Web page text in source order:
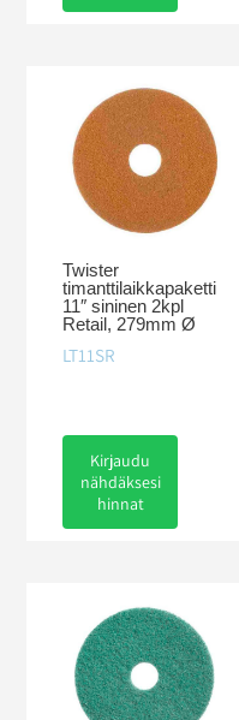
Twister
timanttilaikkapaketti
11″ sininen 2kpl
Retail, 279mm Ø
LT11SR
Kirjaudu
nähdäksesi
hinnat